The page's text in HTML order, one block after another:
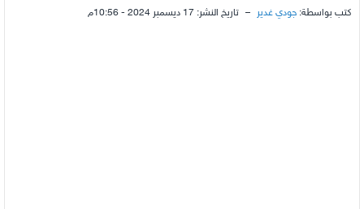
كتب بواسطة: جودي غدير – تاريخ النشر: 17 ديسمبر 2024 - 10:56م